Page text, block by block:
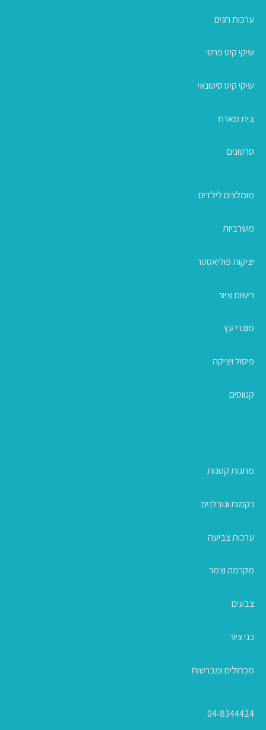
ערכות חגים
שיקי קיט פרטי
שיקי קיט סיטונאי
בית מארח
סרטונים
מומלצים לילדים
משרביות
יציקות פוליאסטר
רישום וציור
מוצרי עץ
פיסול ויציקה
קנווסים
מתנות קטנות
רקמות וגובלנים
ערכות צביעה
מקרמה וצמר
צבעים
כני ציור
מכחולים ומברשות
04-8344424